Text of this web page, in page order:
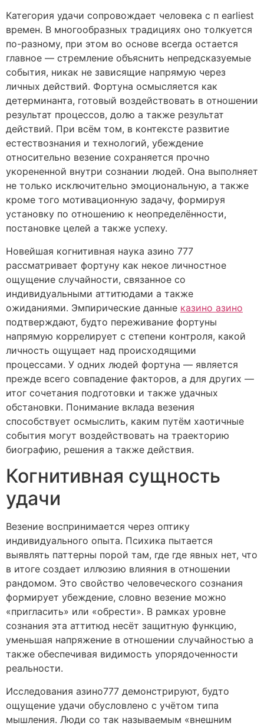
Категория удачи сопровождает человека с п earliest
времен. В многообразных традициях оно толкуется
по-разному, при этом во основе всегда остается
главное — стремление объяснить непредсказуемые
события, никак не зависящие напрямую через
личных действий. Фортуна осмысляется как
детерминанта, готовый воздействовать в отношении
результат процессов, долю а также результат
действий. При всём том, в контексте развитие
естествознания и технологий, убеждение
относительно везение сохраняется прочно
укорененной внутри сознании людей. Она выполняет
не только исключительно эмоциональную, а также
кроме того мотивационную задачу, формируя
установку по отношению к неопределённости,
постановке целей а также успеху.
Новейшая когнитивная наука азино 777
рассматривает фортуну как некое личностное
ощущение случайности, связанное со
индивидуальными аттитюдами а также
ожиданиями. Эмпирические данные казино азино
подтверждают, будто переживание фортуны
напрямую коррелирует с степени контроля, какой
личность ощущает над происходящими
процессами. У одних людей фортуна — является
прежде всего совпадение факторов, а для других —
итог сочетания подготовки и также удачных
обстановки. Понимание вклада везения
способствует осмыслить, каким путём хаотичные
события могут воздействовать на траекторию
биографию, решения а также действия.
Когнитивная сущность
удачи
Везение воспринимается через оптику
индивидуального опыта. Психика пытается
выявлять паттерны порой там, где где явных нет, что
в итоге создает иллюзию влияния в отношении
рандомом. Это свойство человеческого сознания
формирует убеждение, словно везение можно
«пригласить» или «обрести». В рамках уровне
сознания эта аттитюд несёт защитную функцию,
уменьшая напряжение в отношении случайностью а
также обеспечивая видимость упорядоченности
реальности.
Исследования азино777 демонстрируют, будто
ощущение удачи обусловлено с учётом типа
мышления. Люди со так называемым «внешним